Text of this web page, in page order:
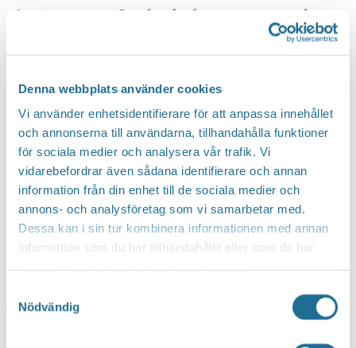
Denna webbplats använder cookies
Vi använder enhetsidentifierare för att anpassa innehållet
och annonserna till användarna, tillhandahålla funktioner
för sociala medier och analysera vår trafik. Vi
vidarebefordrar även sådana identifierare och annan
information från din enhet till de sociala medier och
annons- och analysföretag som vi samarbetar med.
Dessa kan i sin tur kombinera informationen med annan
information som du har tillhandahållit eller som de har
Nödvändig
på att även ta in fler dryckesleverantörer med
lokalproducerade spritsorter. Vi har lyssnat och
whiskeyutställare som vi förhoppningsvis kan
presentera inom kort.
Testa runt bland druvor och regioner, till
förmånliga priser.
Träffa producenter, importörer, bryggerier och
mathantverkare
Gå på miniföreläsningar och vinprovningar
Vi kommer under tidens gång presentera alla de